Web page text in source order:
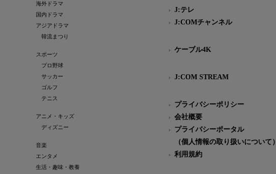
海外ドラマ
国内ドラマ
アジアドラマ
韓流まつり
スポーツ
プロ野球
サッカー
ゴルフ
テニス
アニメ・キッズ
ディズニー
音楽
エンタメ
生活・趣味・教養
J:テレ
J:COMチャンネル
ケーブル4K
J:COM STREAM
プライバシーポリシー
会社概要
プライバシーポータル
（個人情報の取り扱いについて）
利用規約